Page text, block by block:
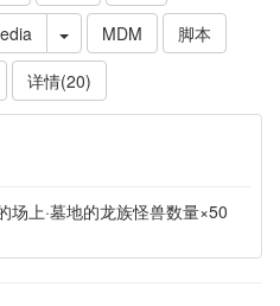
MDM
脚本
详情(20)
上·墓地的龙族怪兽数量×50